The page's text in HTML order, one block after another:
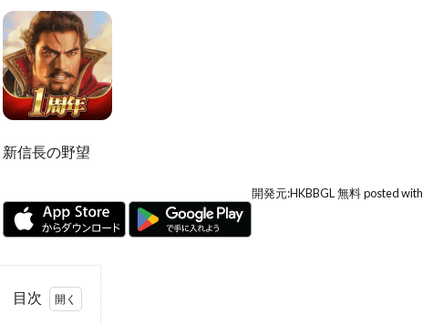
新信長の野望
開発元:HKBBGL 無料 posted with
目次